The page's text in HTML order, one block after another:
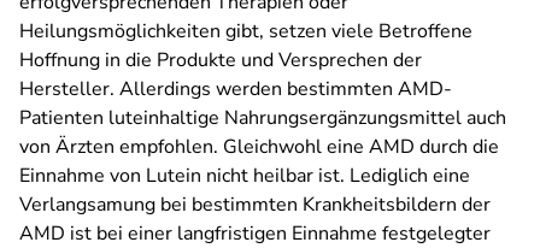
Heilungsmöglichkeiten gibt, setzen viele Betroffene
Hoffnung in die Produkte und Versprechen der
Hersteller. Allerdings werden bestimmten AMD-
Patienten luteinhaltige Nahrungsergänzungsmittel auch
von Ärzten empfohlen. Gleichwohl eine AMD durch die
Einnahme von Lutein nicht heilbar ist. Lediglich eine
Verlangsamung bei bestimmten Krankheitsbildern der
AMD ist bei einer langfristigen Einnahme festgelegter